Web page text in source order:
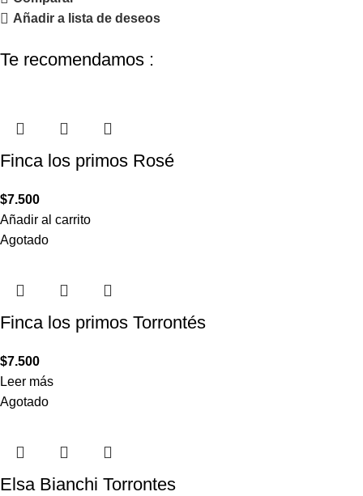
Añadir a lista de deseos
Te recomendamos :
Finca los primos Rosé
$7.500
Añadir al carrito
Agotado
Finca los primos Torrontés
$7.500
Leer más
Agotado
Elsa Bianchi Torrontes